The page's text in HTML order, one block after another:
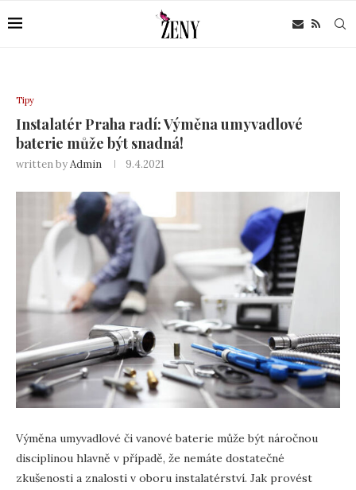
Tipy
Instalatér Praha radí: Výměna umyvadlové
baterie může být snadná!
written byAdmin 9.4.2021
Výměna umyvadlové či vanové baterie může být náročnou
disciplinou hlavně v případě, že nemáte dostatečné
zkušenosti a znalosti v oboru instalatérství. Jak provést